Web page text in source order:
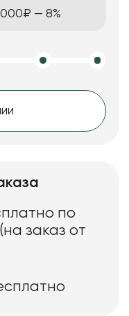
— 8%
по
заказ от